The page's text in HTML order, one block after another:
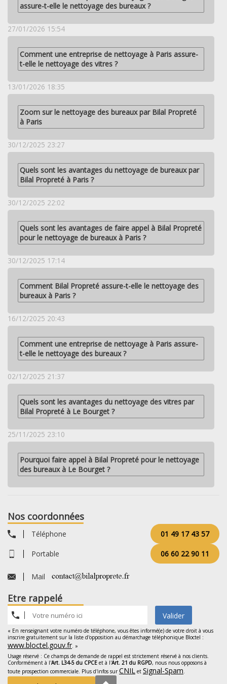
assure-t-elle le nettoyage des bureaux ?
27/01/2026 15:54
Comment une entreprise de nettoyage à Paris assure-
t-elle le nettoyage des vitres ?
13/01/2026 18:35
Zoom sur le nettoyage des bureaux par Bilal Propreté
à Paris
30/12/2025 23:27
Quels sont les avantages du nettoyage de bureaux par
Bilal Propreté à Paris ?
30/12/2025 22:02
Quels sont les avantages de faire appel à Bilal Propreté
pour le nettoyage de bureaux à Paris ?
30/12/2025 17:14
Comment Bilal Propreté assure-t-elle le nettoyage des
bureaux à Paris ?
16/12/2025 20:43
Comment une entreprise de nettoyage à Paris assure-
t-elle le nettoyage des bureaux ?
02/12/2025 21:37
Quels sont les avantages du nettoyage des vitres par
Bilal Propreté à Le Bourget ?
25/11/2025 23:10
Pourquoi faire appel à Bilal Propreté pour le nettoyage
des bureaux à Le Bourget ?
Nos coordonnées
Téléphone 01 49 17 43 57
Portable 06 60 22 90 11
Mail
Etre rappelé
Valider
« En renseignant votre numéro de téléphone, vous êtes informé(e) de votre droit à vous
inscrire gratuitement sur la liste d'opposition au démarchage téléphonique Bloctel :
www.bloctel.gouv.fr. »
Usage réservé : Ce champs de demande de rappel est strictement réservé à nos clients.
Conformément à l'Art. L34-5 du CPCE et à l'Art. 21 du RGPD, nous nous opposons à
toute prospection commerciale. Plus d'infos surCNIL et Signal-Spam.